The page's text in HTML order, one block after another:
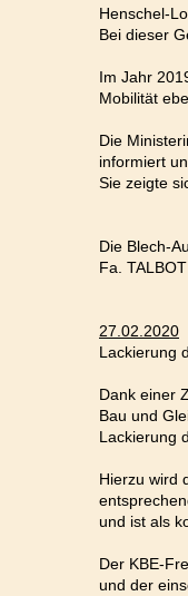
Henschel-
Bei dieser
Im Jahr
Mobilität
Die
informiert
Sie zeigte
Die Blech-
Fa.
27.02.2020
Lackierung
Dank einer
Bau und
Lackierung
Hierzu wird
und ist als
Der KBE-
und der